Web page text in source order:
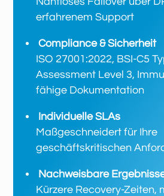
erfahrenem Support
Compliance & Sicherheit
ISO 27001:2022, BSI-C5
Assessment Level 3,
fähige Dokumentation
Individuelle SLAs
Maßgeschneidert für Ihre
geschäftskritischen
Nachweisbare
Kürzere Recovery-Zeiten,